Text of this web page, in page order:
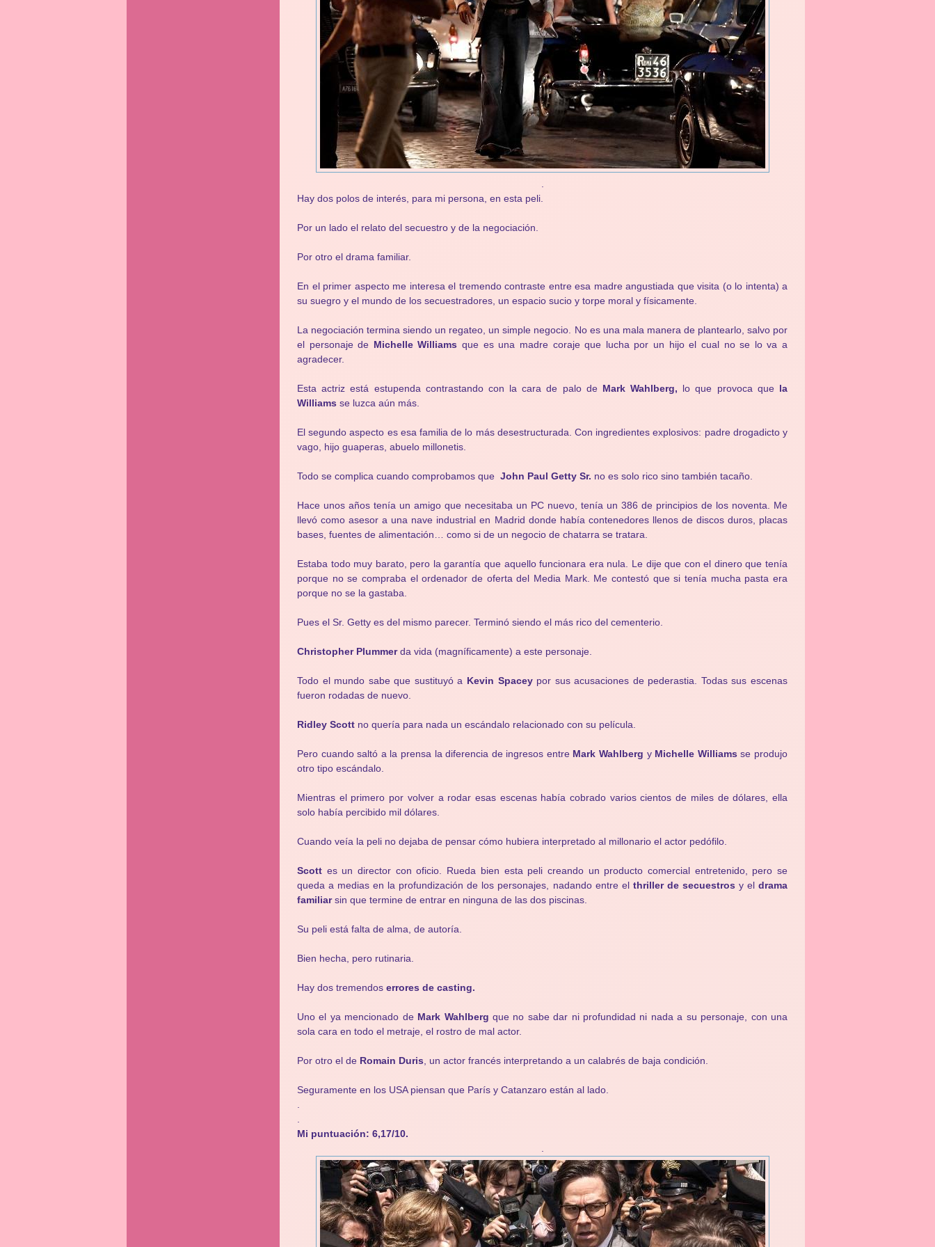
Hay dos polos de interés, para mi persona, en esta peli.
Por un lado el relato del secuestro y de la negociación.
Por otro el drama familiar.
En el primer aspecto me interesa el tremendo contraste entre esa madre angustiada que visita (o lo intenta) a
su suegro y el mundo de los secuestradores, un espacio sucio y torpe moral y físicamente.
La negociación termina siendo un regateo, un simple negocio. No es una mala manera de plantearlo, salvo por
el personaje de Michelle Williams que es una madre coraje que lucha por un hijo el cual no se lo va a
agradecer.
Esta actriz está estupenda contrastando con la cara de palo de Mark Wahlberg, lo que provoca que la
Williams se luzca aún más.
El segundo aspecto es esa familia de lo más desestructurada. Con ingredientes explosivos: padre drogadicto y
vago, hijo guaperas, abuelo millonetis.
Todo se complica cuando comprobamos que John Paul Getty Sr. no es solo rico sino también tacaño.
Hace unos años tenía un amigo que necesitaba un PC nuevo, tenía un 386 de principios de los noventa. Me
llevó como asesor a una nave industrial en Madrid donde había contenedores llenos de discos duros, placas
bases, fuentes de alimentación… como si de un negocio de chatarra se tratara.
Estaba todo muy barato, pero la garantía que aquello funcionara era nula. Le dije que con el dinero que tenía
porque no se compraba el ordenador de oferta del Media Mark. Me contestó que si tenía mucha pasta era
porque no se la gastaba.
Pues el Sr. Getty es del mismo parecer. Terminó siendo el más rico del cementerio.
Christopher Plummerda vida (magníficamente) a este personaje.
Todo el mundo sabe que sustituyó a Kevin Spaceypor sus acusaciones de pederastia. Todas sus escenas
fueron rodadas de nuevo.
Ridley Scott no quería para nada un escándalo relacionado con su película.
Pero cuando saltó a la prensa la diferencia de ingresos entre Mark Wahlberg y Michelle Williams se produjo
otro tipo escándalo.
Mientras el primero por volver a rodar esas escenas había cobrado varios cientos de miles de dólares, ella
solo había percibido mil dólares.
Cuando veía la peli no dejaba de pensar cómo hubiera interpretado al millonario el actor pedófilo.
Scott es un director con oficio. Rueda bien esta peli creando un producto comercial entretenido, pero se
queda a medias en la profundización de los personajes, nadando entre el thriller de secuestros y eldrama
familiarsin que termine de entrar en ninguna de las dos piscinas.
Su peli está falta de alma, de autoría.
Bien hecha, pero rutinaria.
Hay dos tremendos errores de casting.
Uno el ya mencionado de Mark Wahlberg que no sabe dar ni profundidad ni nada a su personaje, con una
sola cara en todo el metraje, el rostro de mal actor.
Por otro el de Romain Duris , un actor francés interpretando a un calabrés de baja condición.
Seguramente en los USA piensan que París y Catanzaro están al lado.
Mi puntuación: 6,17/10.